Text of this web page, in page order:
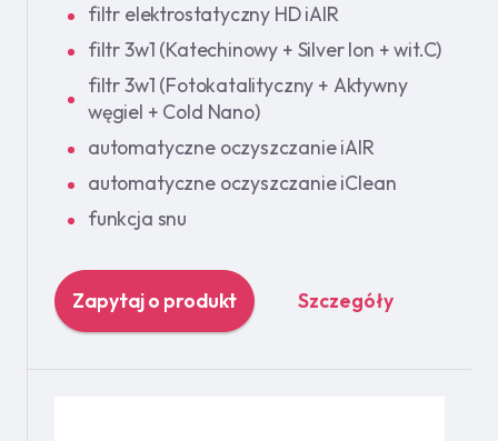
filtr elektrostatyczny HD iAIR
filtr 3w1 (Katechinowy + Silver Ion + wit.C)
filtr 3w1 (Fotokatalityczny + Aktywny
węgiel + Cold Nano)
automatyczne oczyszczanie iAIR
automatyczne oczyszczanie iClean
funkcja snu
Zapytaj o produkt Szczegóły